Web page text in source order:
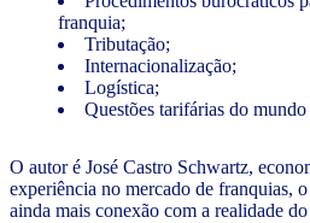
franquia;
Tributação;
Internacionalização;
Logística;
Questões tarifárias do
O autor é José Castro Schwartz,
experiência no mercado de franquias,
ainda mais conexão com a realidade